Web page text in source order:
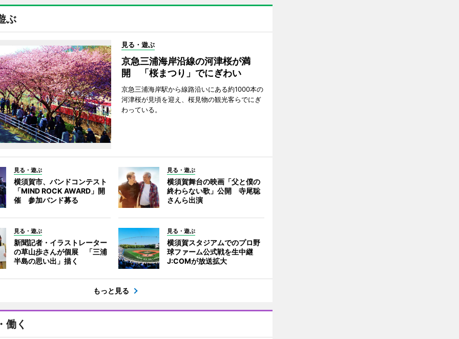
ぶ
見る・遊ぶ
京急三浦海岸沿線の河津桜が満
開 「桜まつり」でにぎわい
京急三浦海岸駅から線路沿いにある約1000本の
河津桜が見頃を迎え、桜見物の観光客らでにぎ
わっている。
見る・遊ぶ
横須賀市、バンドコンテスト
「MIND ROCK AWARD」開
催 参加バンド募る
見る・遊ぶ
横須賀舞台の映画「父と僕の
終わらない歌」公開 寺尾聡
さんら出演
見る・遊ぶ
新聞記者・イラストレーター
の草山歩さんが個展 「三浦
半島の思い出」描く
見る・遊ぶ
横須賀スタジアムでのプロ野
球ファーム公式戦を生中継
J:COMが放送拡大
もっと見る
働く